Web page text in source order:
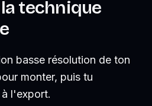
technique
basse résolution de ton
monter, puis tu
l'export.